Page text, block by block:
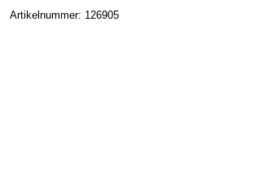
Artikelnummer: 126905